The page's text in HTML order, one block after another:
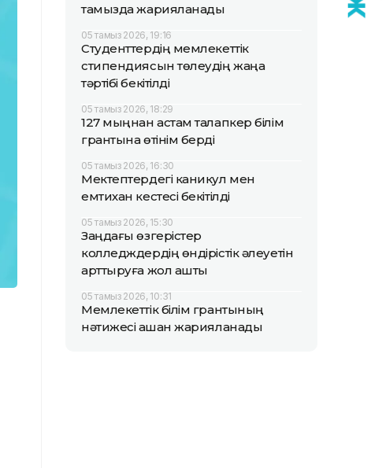
тамызда жарияланады
05 тамыз 2026, 19:16
Студенттердің мемлекеттік
стипендиясын төлеудің жаңа
тәртібі бекітілді
05 тамыз 2026, 18:29
127 мыңнан астам талапкер білім
грантына өтінім берді
05 тамыз 2026, 16:30
Мектептердегі каникул мен
емтихан кестесі бекітілді
05 тамыз 2026, 15:30
Заңдағы өзгерістер
колледждердің өндірістік әлеуетін
арттыруға жол ашты
05 тамыз 2026, 10:31
Мемлекеттік білім грантының
нәтижесі қашан жарияланады